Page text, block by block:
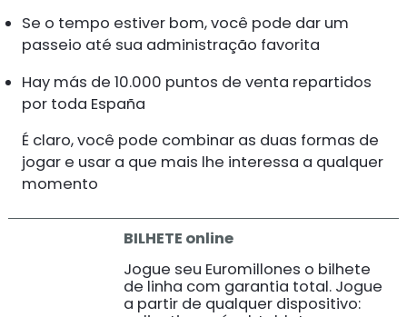
Se o tempo estiver bom, você pode dar um
passeio até sua administração favorita
Hay más de 10.000 puntos de venta repartidos
por toda España
É claro, você pode combinar as duas formas de
jogar e usar a que mais lhe interessa a qualquer
momento
BILHETE online
Jogue seu Euromillones o bilhete
de linha com garantia total. Jogue
a partir de qualquer dispositivo: